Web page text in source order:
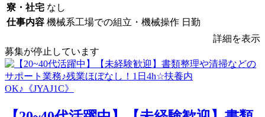
寮・社宅 なし
仕事内容 機械系工場での組立・機械操作 日勤
詳細を表示
募集が停止しています